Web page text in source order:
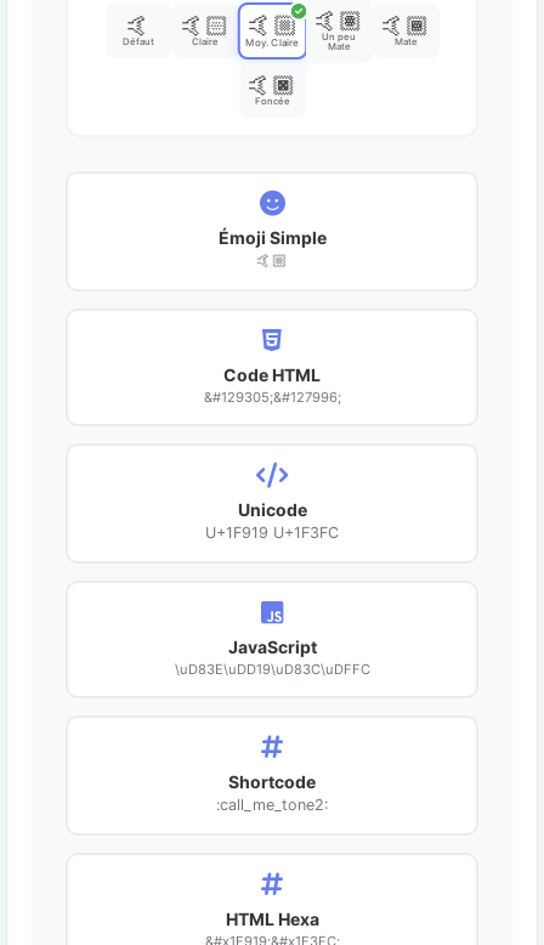
🤙
Défaut
🤙🏻
Claire
✓
🤙🏼
Moy. Claire
🤙🏽
Un peu
Mate
🤙🏾
Mate
🤙🏿
Foncée
Émoji Simple
🤙🏼
Code HTML
&#129305;&#127996;
Unicode
U+1F919 U+1F3FC
JavaScript
\uD83E\uDD19\uD83C\uDFFC
Shortcode
:call_me_tone2:
HTML Hexa
&#x1F919;&#x1F3FC;